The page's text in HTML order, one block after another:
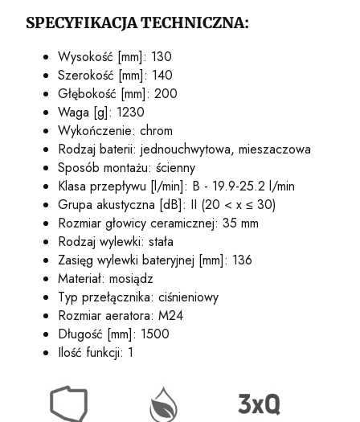
SPECYFIKACJA TECHNICZNA:
Wysokość [mm]: 130
Szerokość [mm]: 140
Głębokość [mm]: 200
Waga [g]: 1230
Wykończenie: chrom
Rodzaj baterii: jednouchwytowa, mieszaczowa
Sposób montażu: ścienny
Klasa przepływu [l/min]: B - 19.9-25.2 l/min
Grupa akustyczna [dB]: II (20 < x ≤ 30)
Rozmiar głowicy ceramicznej: 35 mm
Rodzaj wylewki: stała
Zasięg wylewki bateryjnej [mm]: 136
Materiał: mosiądz
Typ przełącznika: ciśnieniowy
Rozmiar aeratora: M24
Długość [mm]: 1500
Ilość funkcji: 1